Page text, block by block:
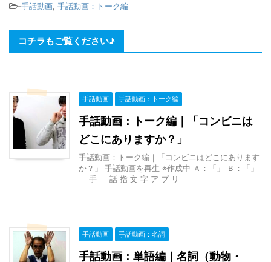
-手話動画, 手話動画：トーク編
コチラもご覧ください♪
手話動画 手話動画：トーク編
手話動画：トーク編｜「コンビニは
どこにありますか？」
手話動画：トーク編｜「コンビニはどこにあります
か？」 手話動画を再生 ※作成中 Ａ：「」 Ｂ：「」
手 話 指 文 字 ア プ リ
手話動画 手話動画：名詞
手話動画：単語編｜名詞（動物・